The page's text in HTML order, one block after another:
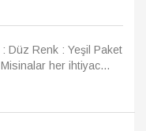
Düz Renk : Yeşil Paket
her ihtiyac...